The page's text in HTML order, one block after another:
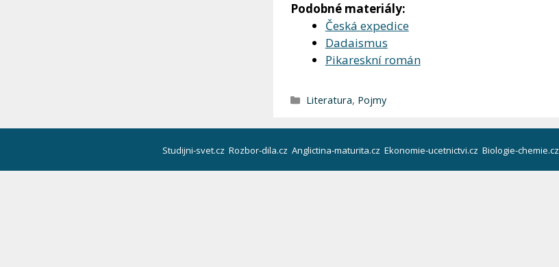
Podobné materiály:
Česká expedice
Dadaismus
Pikareskní román
Rubriky
Literatura, Pojmy
Studijni-svet.cz Rozbor-dila.cz Anglictina-maturita.cz Ekonomie-ucetnictvi.cz Biologie-chemie.cz